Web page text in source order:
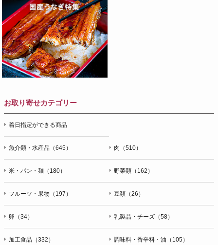
お取り寄せカテゴリー
着日指定ができる商品
魚介類・水産品（645） 肉（510）
米・パン・麺（180） 野菜類（162）
フルーツ・果物（197） 豆類（26）
卵（34） 乳製品・チーズ（58）
加工食品（332） 調味料・香辛料・油（105）